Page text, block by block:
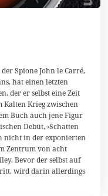
Spione John le Carré,
hat einen letzten
der er selbst eine Zeit
Kalten Krieg zwischen
Buch auch jene Figur
Debüt, ›Schatten
nicht in der exponierten
Zentrum von acht
Bevor der selbst auf
wird darin allerdings